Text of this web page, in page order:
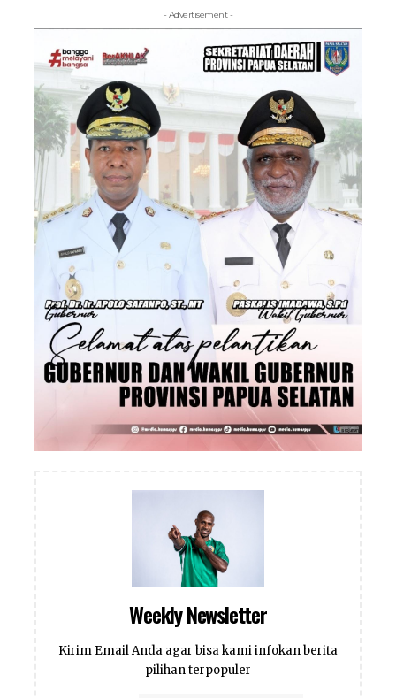
- Advertisement -
Weekly Newsletter
Kirim Email Anda agar bisa kami infokan berita
pilihan terpopuler